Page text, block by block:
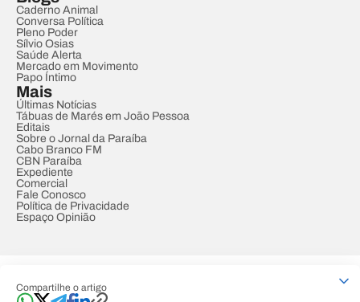
Compartilhe o artigo
Caderno Animal
Conversa Política
Pleno Poder
Sílvio Osias
Saúde Alerta
Mercado em Movimento
Papo Íntimo
Mais
Últimas Notícias
Tábuas de Marés em João Pessoa
Editais
Sobre o Jornal da Paraíba
Cabo Branco FM
CBN Paraíba
Expediente
Comercial
Fale Conosco
Política de Privacidade
Espaço Opinião